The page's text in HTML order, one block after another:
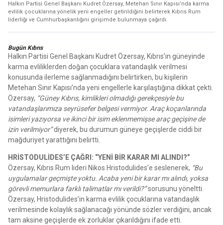
Halkın Partisi Genel Başkanı Kudret Özersay, Metehan Sınır Kapısı’nda karma
evlilik çocuklarına yönelik yeni engeller getirildiğini belirterek Kıbrıs Rum
liderliği ve Cumhurbaşkanlığını girişimde bulunmaya çağırdı.
Bugün Kıbrıs
Halkın Partisi Genel Başkanı Kudret Özersay, Kıbrıs’ın güneyinde
karma evliliklerden doğan çocuklara vatandaşlık verilmesi
konusunda ilerleme sağlanmadığını belirtirken, bu kişilerin
Metehan Sınır Kapısı’nda yeni engellerle karşılaştığına dikkat çekti.
Özersay, “Güney Kıbrıs, kimlikleri olmadığı gerekçesiyle bu
vatandaşlarımıza seyrüsefer belgesi vermiyor. Araç koçanlarında
isimleri yazıyorsa ve ikinci bir isim eklenmemişse araç geçişine de
izin verilmiyor”diyerek, bu durumun güneye geçişlerde ciddi bir
mağduriyet yarattığını belirtti.
HRİSTODULİDES’E ÇAĞRI: “YENİ BİR KARAR MI ALINDI?”
Özersay, Kıbrıs Rum lideri Nikos Hristodulides’e seslenerek, “Bu
uygulamalar geçmişte yoktu. Acaba yeni bir karar mı alındı, yoksa
görevli memurlara farklı talimatlar mı verildi?”sorusunu yöneltti.
Özersay, Hristodulides’in karma evlilik çocuklarına vatandaşlık
verilmesinde kolaylık sağlanacağı yönünde sözler verdiğini, ancak
tam aksine geçişlerde ek zorluklar çıkarıldığını ifade etti.